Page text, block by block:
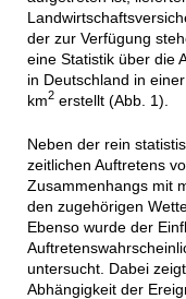
der zur Verfügung
eine Statistik über die
in Deutschland in
km2erstellt (Abb. 1).
Neben der rein
zeitlichen Auftretens
Zusammenhangs mit
den zugehörigen
Ebenso wurde der
untersucht. Dabei
Abhängigkeit der